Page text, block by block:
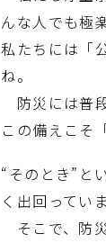
んな人でも極
私たちには「
ね。
防災には普
この備えこそ
“そのとき”と
く出回っていま
そこで、防